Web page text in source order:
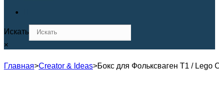
Искать
×
Главная>Creator & Ideas>Бокс для Фольксваген Т1 / Lego